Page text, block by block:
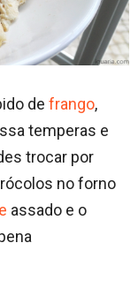
de frango,
temperas e
trocar por
no forno
assado e o